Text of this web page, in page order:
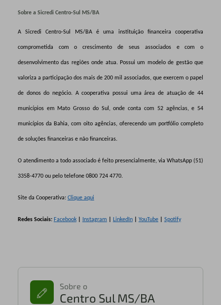
Sobre a Sicredi Centro-Sul MS/BA
A Sicredi Centro-Sul MS/BA é uma instituição financeira cooperativa
comprometida com o crescimento de seus associados e com o
desenvolvimento das regiões onde atua. Possui um modelo de gestão que
valoriza a participação dos mais de 200 mil associados, que exercem o papel
de donos do negócio. A cooperativa possui uma área de atuação de 44
municípios em Mato Grosso do Sul, onde conta com 52 agências, e 54
municípios da Bahia, com oito agências, oferecendo um portfólio completo
de soluções financeiras e não financeiras.
O atendimento a todo associado é feito presencialmente, via WhatsApp (51)
3358-4770 ou pelo telefone 0800 724 4770.
Site da Cooperativa: Clique aqui
Redes Sociais: Facebook| Instagram LinkedIn| YouTube| Spotify
Sobre o
Centro Sul MS/BA